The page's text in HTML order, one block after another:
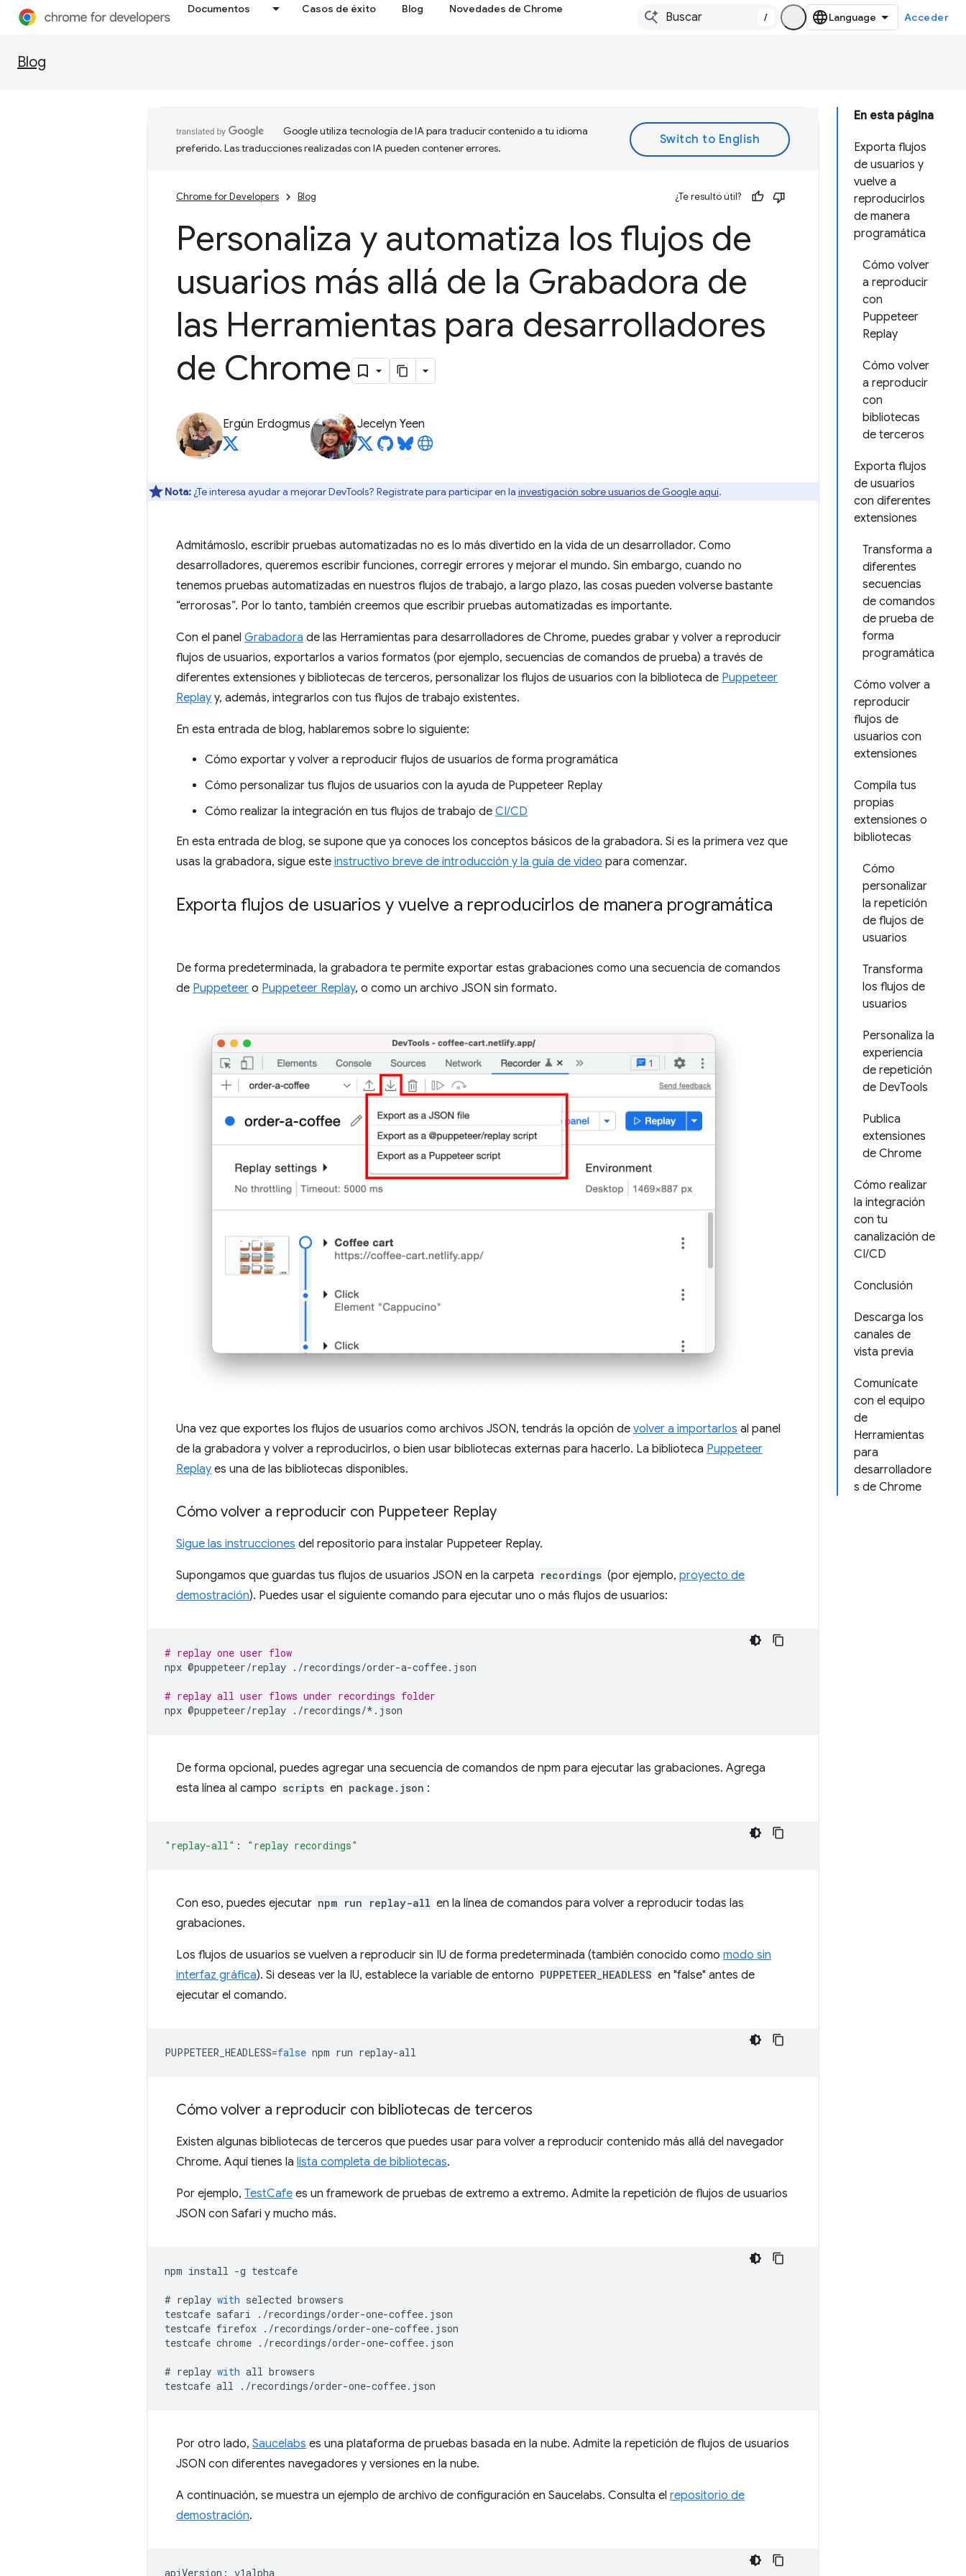
Documentos Casos de éxito Blog Novedades de Chrome
/ Acceder
Blog
En esta página
Exporta flujos
de usuarios y
vuelve a
reproducirlos
de manera
programática
Cómo volver
a reproducir
con
Puppeteer
Replay
Cómo volver
a reproducir
con
bibliotecas
de terceros
Exporta flujos
de usuarios
con diferentes
extensiones
Transforma a
diferentes
secuencias
de comandos
de prueba de
forma
programática
Cómo volver a
reproducir
flujos de
usuarios con
extensiones
Compila tus
propias
extensiones o
bibliotecas
Cómo
personalizar
la repetición
de flujos de
usuarios
Transforma
los flujos de
usuarios
Personaliza la
experiencia
de repetición
de DevTools
Publica
extensiones
de Chrome
Cómo realizar
la integración
con tu
canalización de
CI/CD
Conclusión
Descarga los
canales de
vista previa
Comunícate
con el equipo
de
Herramientas
para
desarrolladore
s de Chrome
Google utiliza tecnología de IA para traducir contenido a tu idioma
preferido. Las traducciones realizadas con IA pueden contener errores.
Chrome for Developers Blog ¿Te resultó útil?
Personaliza y automatiza los flujos de
usuarios más allá de la Grabadora de
las Herramientas para desarrolladores
de Chrome
Ergün Erdogmus Jecelyn Yeen
Nota: ¿Te interesa ayudar a mejorar DevTools? Regístrate para participar en la investigación sobre usuarios de Google aquí.
Admitámoslo, escribir pruebas automatizadas no es lo más divertido en la vida de un desarrollador. Como
desarrolladores, queremos escribir funciones, corregir errores y mejorar el mundo. Sin embargo, cuando no
tenemos pruebas automatizadas en nuestros flujos de trabajo, a largo plazo, las cosas pueden volverse bastante
“errorosas”. Por lo tanto, también creemos que escribir pruebas automatizadas es importante.
Con el panel Grabadora de las Herramientas para desarrolladores de Chrome, puedes grabar y volver a reproducir
flujos de usuarios, exportarlos a varios formatos (por ejemplo, secuencias de comandos de prueba) a través de
diferentes extensiones y bibliotecas de terceros, personalizar los flujos de usuarios con la biblioteca de Puppeteer
Replay y, además, integrarlos con tus flujos de trabajo existentes.
En esta entrada de blog, hablaremos sobre lo siguiente:
Cómo exportar y volver a reproducir flujos de usuarios de forma programática
Cómo personalizar tus flujos de usuarios con la ayuda de Puppeteer Replay
Cómo realizar la integración en tus flujos de trabajo de CI/CD
En esta entrada de blog, se supone que ya conoces los conceptos básicos de la grabadora. Si es la primera vez que
usas la grabadora, sigue este instructivo breve de introducción y la guía de video para comenzar.
Exporta flujos de usuarios y vuelve a reproducirlos de manera programática
De forma predeterminada, la grabadora te permite exportar estas grabaciones como una secuencia de comandos
de Puppeteer o Puppeteer Replay, o como un archivo JSON sin formato.
Una vez que exportes los flujos de usuarios como archivos JSON, tendrás la opción de volver a importarlos al panel
de la grabadora y volver a reproducirlos, o bien usar bibliotecas externas para hacerlo. La biblioteca Puppeteer
Replay es una de las bibliotecas disponibles.
Cómo volver a reproducir con Puppeteer Replay
Sigue las instrucciones del repositorio para instalar Puppeteer Replay.
Supongamos que guardas tus flujos de usuarios JSON en la carpeta recordings (por ejemplo, proyecto de
demostración). Puedes usar el siguiente comando para ejecutar uno o más flujos de usuarios:
# replay one user flow
npx @puppeteer/replay ./recordings/order-a-coffee.json
# replay all user flows under recordings folder
npx @puppeteer/replay
De forma opcional, puedes agregar una secuencia de comandos de npm para ejecutar las grabaciones. Agrega
esta línea al campo scripts en package.json :
"replay-all" : "replay recordings"
Con eso, puedes ejecutar npm run replay-all en la línea de comandos para volver a reproducir todas las
grabaciones.
Los flujos de usuarios se vuelven a reproducir sin IU de forma predeterminada (también conocido como modo sin
interfaz gráfica). Si deseas ver la IU, establece la variable de entorno PUPPETEER_HEADLESS en "false" antes de
ejecutar el comando.
PUPPETEER_HEADLESS=false npm run replay-all
Cómo volver a reproducir con bibliotecas de terceros
Existen algunas bibliotecas de terceros que puedes usar para volver a reproducir contenido más allá del navegador
Chrome. Aquí tienes la lista completa de bibliotecas.
Por ejemplo, TestCafe es un framework de pruebas de extremo a extremo. Admite la repetición de flujos de usuarios
JSON con Safari y mucho más.
npm install -g testcafe
# replay with selected browsers
testcafe safari . /recordings/order-one-coffee. json
testcafe firefox . /recordings/order-one-coffee. json
testcafe chrome . /recordings/order-one-coffee. json
# replay with all browsers
testcafe all . /recordings/order-one-coffee. json
Por otro lado, Saucelabs es una plataforma de pruebas basada en la nube. Admite la repetición de flujos de usuarios
JSON con diferentes navegadores y versiones en la nube.
A continuación, se muestra un ejemplo de archivo de configuración en Saucelabs. Consulta el repositorio de
demostración.
apiVersion: v1alpha